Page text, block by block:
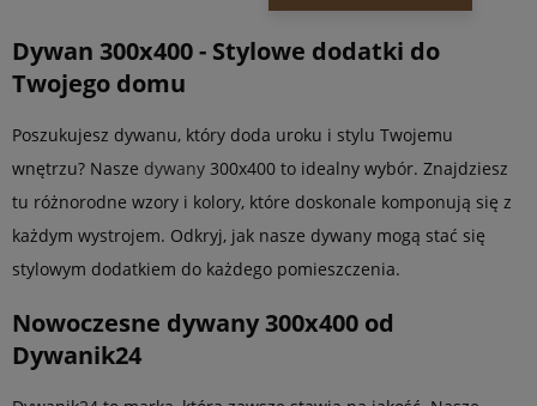
Dywan 300x400 - Stylowe dodatki do
Twojego domu
Poszukujesz dywanu, który doda uroku i stylu Twojemu
wnętrzu? Nasze dywany 300x400 to idealny wybór. Znajdziesz
tu różnorodne wzory i kolory, które doskonale komponują się z
każdym wystrojem. Odkryj, jak nasze dywany mogą stać się
stylowym dodatkiem do każdego pomieszczenia.
Nowoczesne dywany 300x400 od
Dywanik24